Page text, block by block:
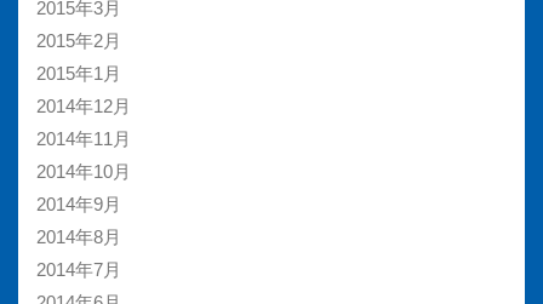
2015年3月
2015年2月
2015年1月
2014年12月
2014年11月
2014年10月
2014年9月
2014年8月
2014年7月